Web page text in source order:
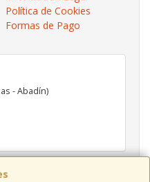
Política de Cookies
Formas de Pago
- Abadín)